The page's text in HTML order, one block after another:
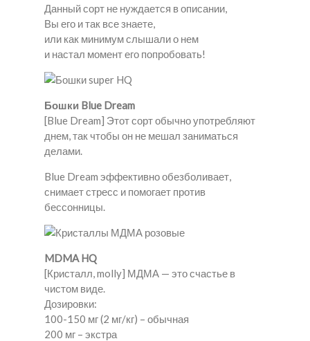
Данный сорт не нуждается в описании,
Вы его и так все знаете,
или как минимум слышали о нем
и настал момент его попробовать!
Бошки Blue Dream
[Blue Dream] Этот сорт обычно употребляют
днем, так чтобы он не мешал заниматься
делами.
Blue Dream эффективно обезболивает,
снимает стресс и помогает против
бессонницы.
MDMA HQ
[Кристалл, molly] МДМА — это счастье в
чистом виде.
Дозировки:
100-150 мг (2 мг/кг) – обычная
200 мг – экстра